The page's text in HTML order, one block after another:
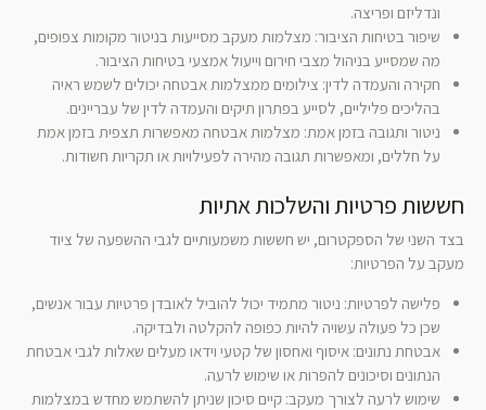
ונדליזם ופריצה.
שיפור בטיחות הציבור: מצלמות מעקב מסייעות בניטור מקומות צפופים,
מה שמסייע בניהול מצבי חירום וייעול אמצעי בטיחות הציבור.
חקירה והעמדה לדין: צילומים ממצלמות אבטחה יכולים לשמש ראיה
בהליכים פליליים, לסייע בפתרון תיקים והעמדה לדין של עבריינים.
ניטור ותגובה בזמן אמת: מצלמות אבטחה מאפשרות תצפית בזמן אמת
על חללים, ומאפשרות תגובה מהירה לפעילויות או תקריות חשודות.
חששות פרטיות והשלכות אתיות
בצד השני של הספקטרום, יש חששות משמעותיים לגבי ההשפעה של ציוד
מעקב על הפרטיות:
פלישה לפרטיות: ניטור מתמיד יכול להוביל לאובדן פרטיות עבור אנשים,
שכן כל פעולה עשויה להיות כפופה להקלטה ולבדיקה.
אבטחת נתונים: איסוף ואחסון של קטעי וידאו מעלים שאלות לגבי אבטחת
הנתונים וסיכונים להפרות או שימוש לרעה.
שימוש לרעה לצורך מעקב: קיים סיכון שניתן להשתמש מחדש במצלמות